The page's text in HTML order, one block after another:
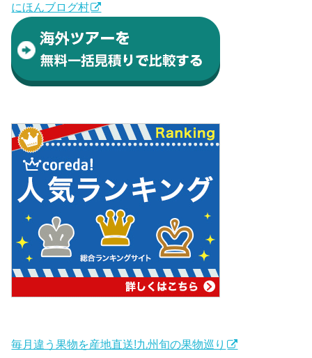
にほんブログ村
毎月違う果物を産地直送!九州旬の果物巡り